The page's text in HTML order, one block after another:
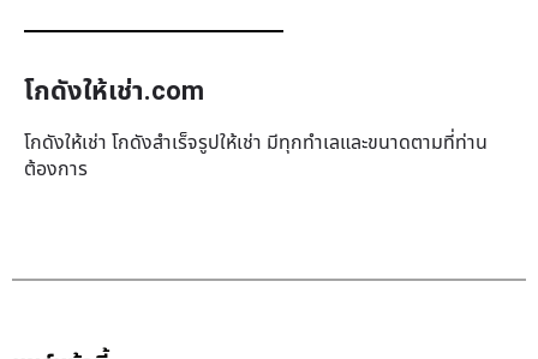
โกดังให้เช่า.com
โกดังให้เช่า โกดังสำเร็จรูปให้เช่า มีทุกทำเล​และขนาดตามที่ท่าน
ต้องการ